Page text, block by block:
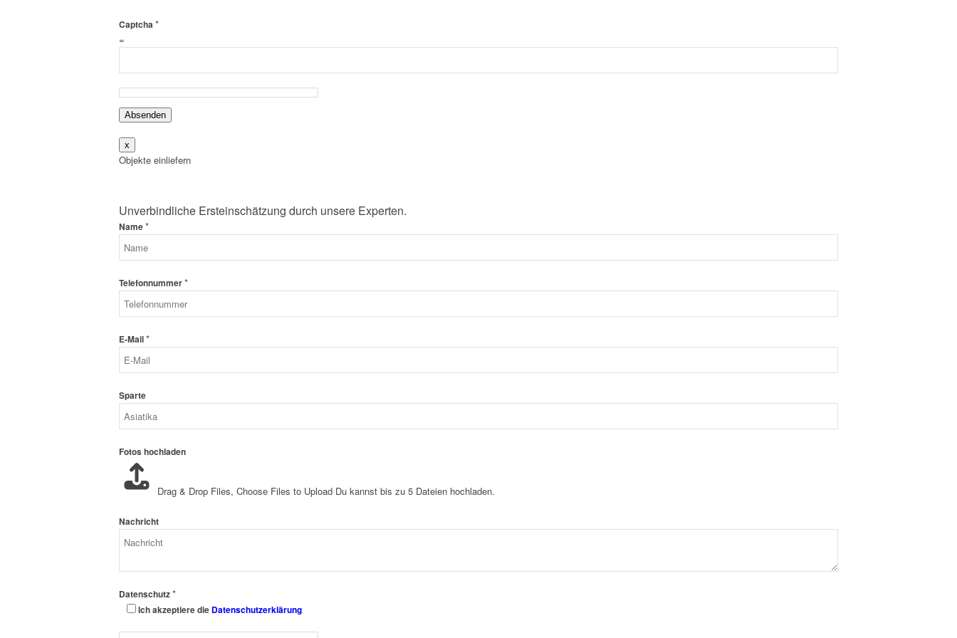
Captcha *
=
Absenden
x
Objekte einliefern
Unverbindliche Ersteinschätzung durch unsere Experten.
Name*
Telefonnummer*
E-Mail*
Sparte
Fotos hochladen
Drag & Drop Files, Choose Files to Upload Du kannst bis zu 5 Dateien hochladen.
Nachricht
Datenschutz*
Ich akzeptiere die Datenschutzerklärung